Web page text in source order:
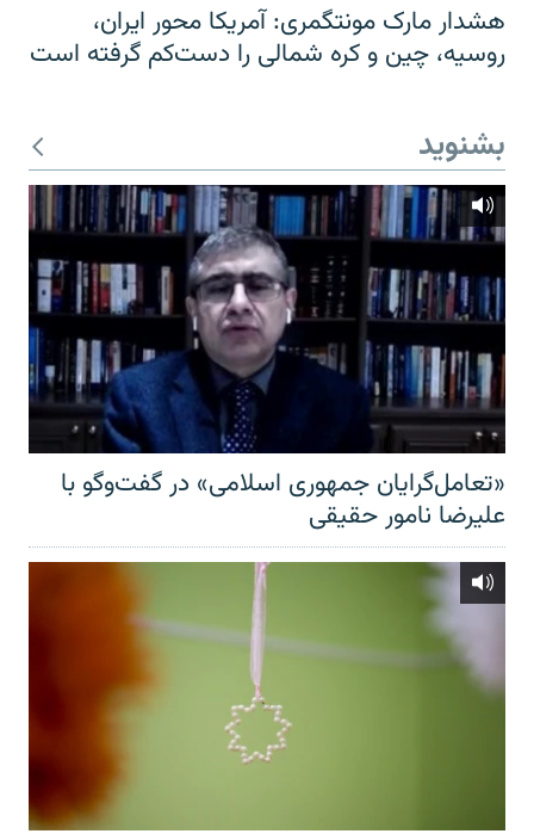
هشدار مارک مونتگمری: آمریکا محور ایران،
روسیه، چین و کره شمالی را دست‌کم گرفته است
بشنوید
«تعامل‌گرایان جمهوری اسلامی» در گفت‌وگو با
علیرضا نامور حقیقی